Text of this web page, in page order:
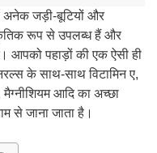
अनेक जड़ी-बूटियों और
रूप से उपलब्ध हैं और
आपको पहाड़ों की एक ऐसी ही
के साथ-साथ विटामिन ए,
आदि का अच्छा
से जाना जाता है।